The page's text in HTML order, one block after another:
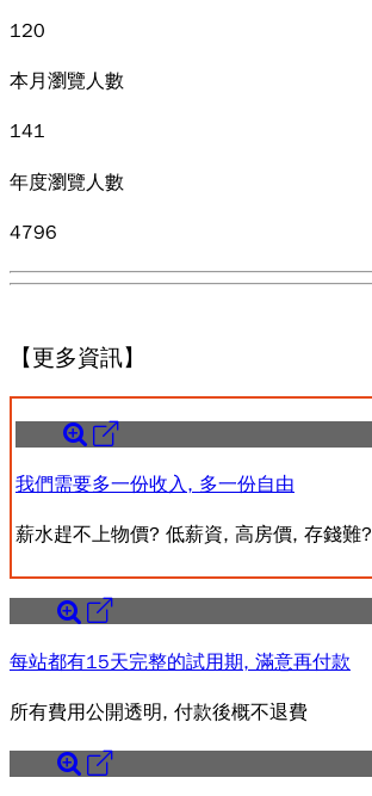
120
本月瀏覽人數
141
年度瀏覽人數
4796
【更多資訊】
我們需要多一份收入, 多一份自由
薪水趕不上物價? 低薪資, 高房價, 存錢難?
每站都有15天完整的試用期, 滿意再付款
所有費用公開透明, 付款後概不退費